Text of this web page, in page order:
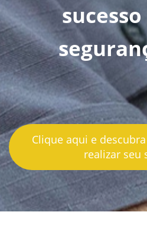
Clique aqui e
realizar seu